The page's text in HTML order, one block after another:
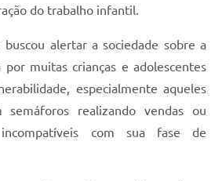
do trabalho infantil.
alertar a sociedade sobre a
por muitas crianças e adolescentes
especialmente aqueles
realizando vendas ou
com sua fase de